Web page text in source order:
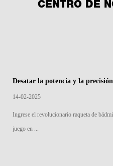
CENTRO DE
14-02-2025
Ingrese el revolucionario raqueta de
juego en ...